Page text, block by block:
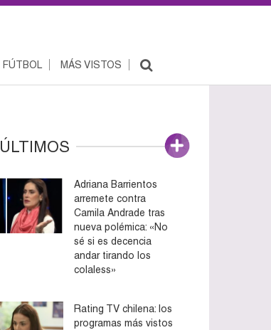
FÚTBOL MÁS VISTOS
ÚLTIMOS
Adriana Barrientos
arremete contra
Camila Andrade tras
nueva polémica: «No
sé si es decencia
andar tirando los
colaless»
Rating TV chilena: los
programas más vistos